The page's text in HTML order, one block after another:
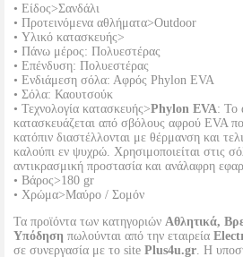
• Είδος>Σανδάλι
• Προτεινόμενα αθλήματα>Outdoor
• Υλικό κατασκευής>
• Πάνω μέρος: Πολυεστέρας
• Επένδυση: Πολυεστέρας
• Ενδιάμεση σόλα: Αφρός Phylon EVA
• Σόλα: Καουτσούκ
• Τεχνολογία κατασκευής>Phylon EVA: Το
κατασκευάζεται από σβόλους αφρού EVA
κατόπιν διαστέλλονται με θέρμανση και
καλούπι εν ψυχρώ. Χρησιμοποιείται στις
αντικρασμική προστασία και ανάλαφρη
• Βάρος>180 gr
• Χρώμα>Μαύρο / Σομόν
Τα προϊόντα των κατηγοριών Αθλητικά,
Υπόδηση πωλούνται από την εταιρεία
σε συνεργασία με το site Plus4u.gr. Η